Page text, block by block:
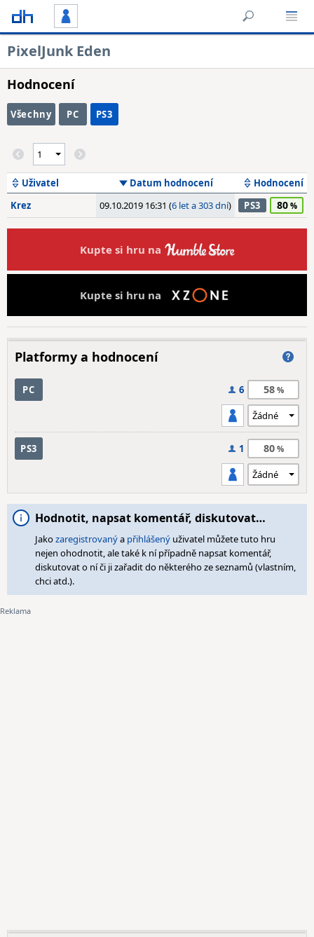
PixelJunk Eden
Hodnocení
Všechny PC PS3
Uživatel Datum hodnocení
Hodnocení
Krez
09.10.2019 16:31 (6 let a 303 dní) PS3 80
Kupte si hru na
Kupte si hru na
Platformy a hodnocení
PC 6 58
PS3 1 80
Hodnotit, napsat komentář, diskutovat…
Jakozaregistrovanýa přihlášený uživatel můžete tuto hru
nejen ohodnotit, ale také k ní případně napsat komentář,
diskutovat o ní či ji zařadit do některého ze seznamů (vlastním,
chci atd.).